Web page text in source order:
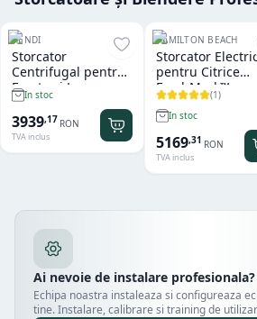
HENDI
Storcator
Centrifugal pentru
Fructe si Legume
Hendi
In stoc
3939,17 RON
TVA inclus
HAMILTON BEACH
Storcator Electric
pentru Citrice
FreshMark™
Hamilton Beach
(1)
In stoc
5169,31 RON
TVA inclus
Ai nevoie de instalare profesionala?
Echipa noastra instaleaza si configureaza
tine. Instalare, calibrare si training de